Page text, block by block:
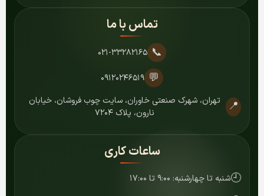
تماس با ما
📞 ۰۲۱-۳۳۲۸۲۱۶۵
💬 ۰۹۱۲۰۲۴۶۵۱۹
📍
تهران، شهرک صنعتی خاوران، سایت چوب فروشان، خیابان
نارون، پلاک ۷۲۰۴
ساعات کاری
🕘شنبه تا چهارشنبه: ۹:۰۰ تا ۱۷:۰۰